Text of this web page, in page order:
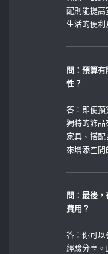
配則能提
生活的便利
問：預算
性？
答：即便預
獨特的飾
家具、搭
來增添空間
問：最後
費用？
答：你可
經驗分享。